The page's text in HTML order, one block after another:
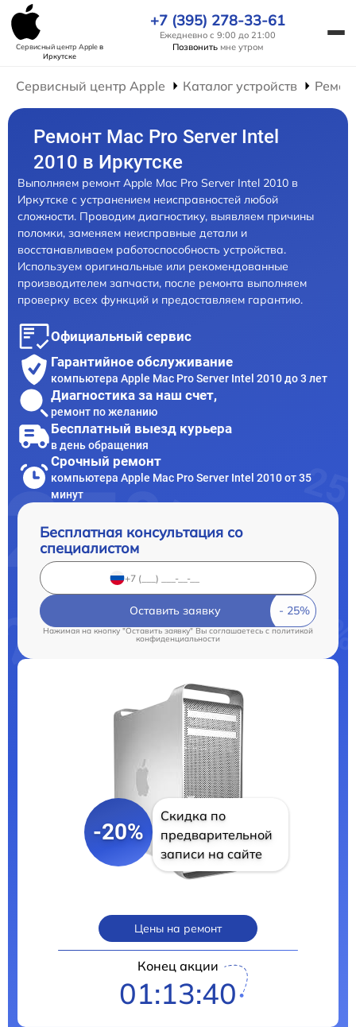
Сервисный центр Appleв
Иркутске
+7 (395) 278-33-61
Ежедневно с 9:00 до 21:00
Позвонить мне утром
Сервисный центр Apple Каталог устройств
Ремонт Mac Pro Server Intel
2010 в Иркутске
Выполняем ремонт Apple Mac Pro Server Intel 2010 в
Иркутске с устранением неисправностей любой
сложности. Проводим диагностику, выявляем причины
поломки, заменяем неисправные детали и
восстанавливаем работоспособность устройства.
Используем оригинальные или рекомендованные
производителем запчасти, после ремонта выполняем
проверку всех функций и предоставляем гарантию.
Официальный сервис
Гарантийное обслуживание
компьютера Apple Mac Pro Server Intel 2010 до 3 лет
Диагностика за наш счет,
ремонт по желанию
Бесплатный выезд курьера
в день обращения
Срочный ремонт
компьютера Apple Mac Pro Server Intel 2010 от 35
минут
Бесплатная консультация со
специалистом
Оставить заявку
Нажимая на кнопку "Оставить заявку" Вы соглашаетесь cполитикой
конфиденциальности
-20%
Скидка по
предварительной
записи на сайте
Цены на ремонт
Конец акции
01:13:39